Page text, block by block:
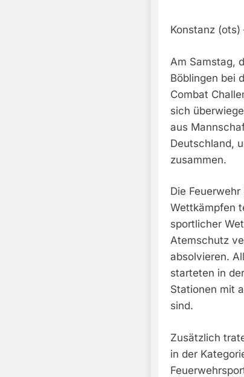
Konstanz (ots)
Am Samstag,
Böblingen bei
Combat
sich
aus
Deutschland,
zusammen.
Die
Wettkämpfen
sportlicher
Atemschutz
absolvieren.
starteten in
Stationen mit
sind.
Zusätzlich
in der